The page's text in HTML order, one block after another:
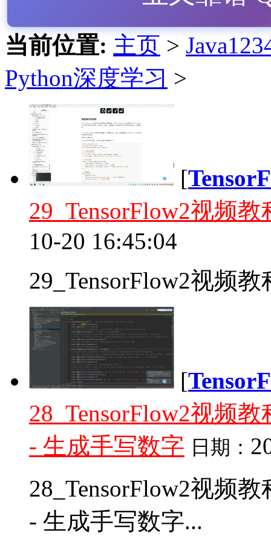
当前位置: 主页 >
Python深度学习 >
[
29_TensorFlow2视频
10-20 16:45:04
29_TensorFlow2视频
[
28_TensorFlow2视频
- 生成手写数字 日期：
28_TensorFlow2视频
- 生成手写数字...